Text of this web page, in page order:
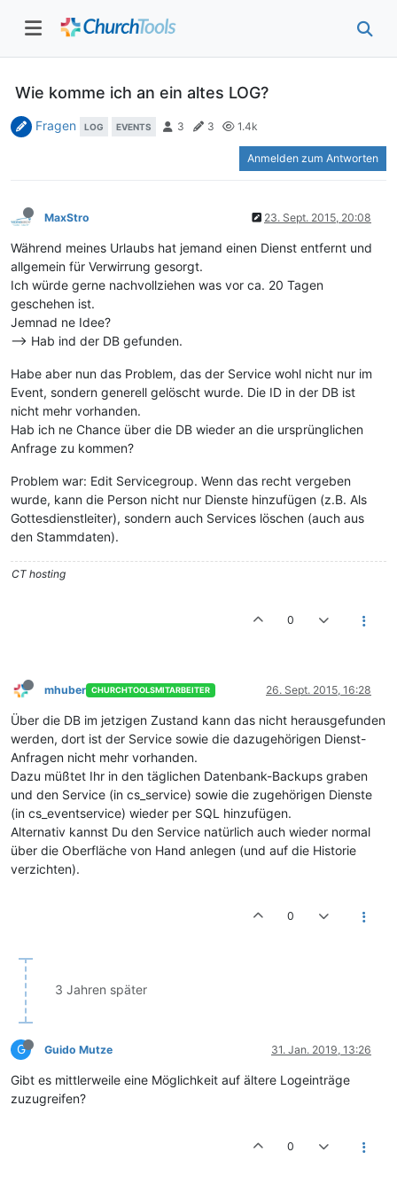
Wie komme ich an ein altes LOG?
Fragen LOG EVENTS 3 3 1.4k
Anmelden zum Antworten
MaxStro 23. Sept. 2015, 20:08
Während meines Urlaubs hat jemand einen Dienst entfernt und
allgemein für Verwirrung gesorgt.
Ich würde gerne nachvollziehen was vor ca. 20 Tagen
geschehen ist.
Jemnad ne Idee?
--> Hab ind der DB gefunden.
Habe aber nun das Problem, das der Service wohl nicht nur im
Event, sondern generell gelöscht wurde. Die ID in der DB ist
nicht mehr vorhanden.
Hab ich ne Chance über die DB wieder an die ursprünglichen
Anfrage zu kommen?
Problem war: Edit Servicegroup. Wenn das recht vergeben
wurde, kann die Person nicht nur Dienste hinzufügen (z.B. Als
Gottesdienstleiter), sondern auch Services löschen (auch aus
den Stammdaten).
CT hosting
0
mhuber CHURCHTOOLSMITARBEITER 26. Sept. 2015, 16:28
Über die DB im jetzigen Zustand kann das nicht herausgefunden
werden, dort ist der Service sowie die dazugehörigen Dienst-
Anfragen nicht mehr vorhanden.
Dazu müßtet Ihr in den täglichen Datenbank-Backups graben
und den Service (in cs_service) sowie die zugehörigen Dienste
(in cs_eventservice) wieder per SQL hinzufügen.
Alternativ kannst Du den Service natürlich auch wieder normal
über die Oberfläche von Hand anlegen (und auf die Historie
verzichten).
0
3 Jahren später
G Guido Mutze 31. Jan. 2019, 13:26
Gibt es mittlerweile eine Möglichkeit auf ältere Logeinträge
zuzugreifen?
0